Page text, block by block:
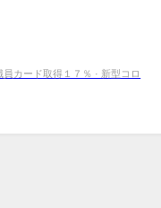
カード取得１７％ · 新型コロ